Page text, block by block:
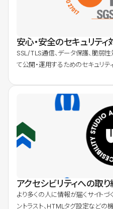
安心・安全のセキュリティ
SSL/TLS通信、データ保護、脆弱
て公開・運用するためのセキュリテ
アクセシビリティへの取
より多くの人に情報が届くサイトづ
ントラスト、HTMLタグ設定などの